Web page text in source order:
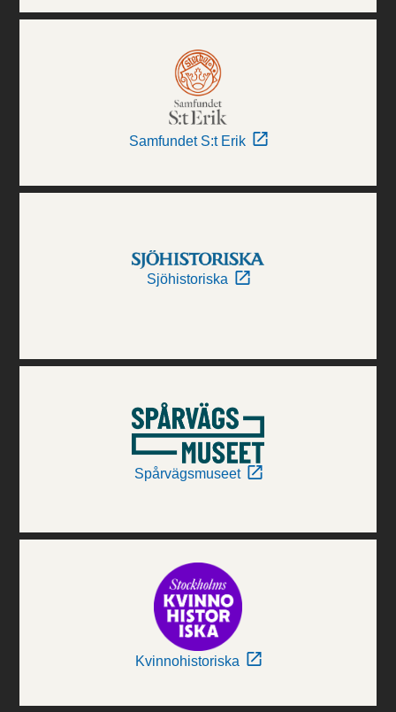
Samfundet S:t Erik
Sjöhistoriska
Spårvägsmuseet
Kvinnohistoriska